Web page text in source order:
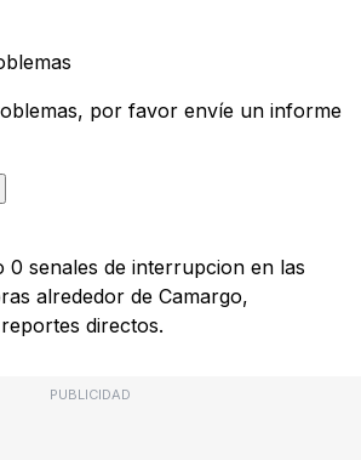
por favor envíe un informe
0 senales de interrupcion en las
alrededor de Camargo,
directos.
PUBLICIDAD